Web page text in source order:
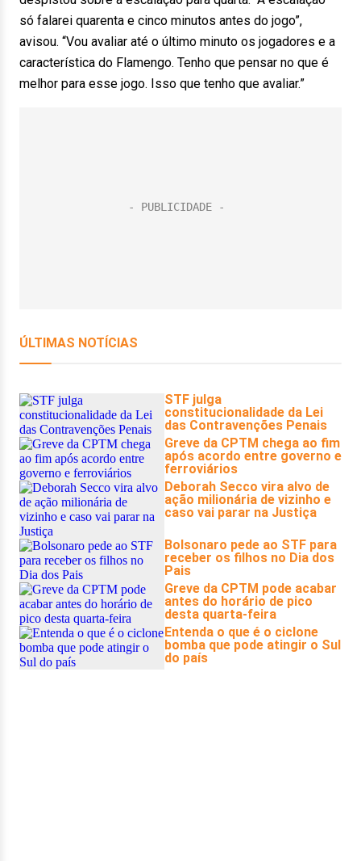
só falarei quarenta e cinco minutos antes do jogo”,
avisou. “Vou avaliar até o último minuto os jogadores e a
característica do Flamengo. Tenho que pensar no que é
melhor para esse jogo. Isso que tenho que avaliar.”